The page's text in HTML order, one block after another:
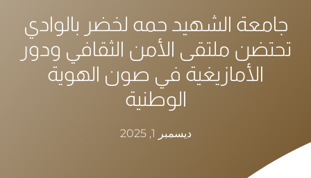
جامعة الشهيد حمه لخضر بالوادي
تحتضن ملتقى الأمن الثقافي ودور
الأمازيغية في صون الهوية
الوطنية
ديسمبر 1, 2025